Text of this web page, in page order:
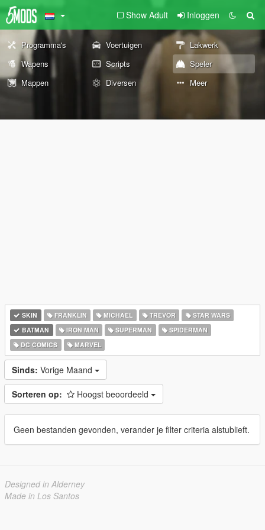
Show Adult Inloggen
Programma's Voertuigen
Lakwerk
Wapens
Scripts
Speler
Mappen
Diversen Meer
SKIN FRANKLIN MICHAEL TREVOR
STAR WARS
BATMAN
IRON MAN SUPERMAN
SPIDERMAN
DC COMICS
MARVEL
Sinds: Vorige Maand
Sorteren op: Hoogst beoordeeld
Geen bestanden gevonden, verander je filter criteria alstublieft.
Designed in Alderney
Made in Los Santos